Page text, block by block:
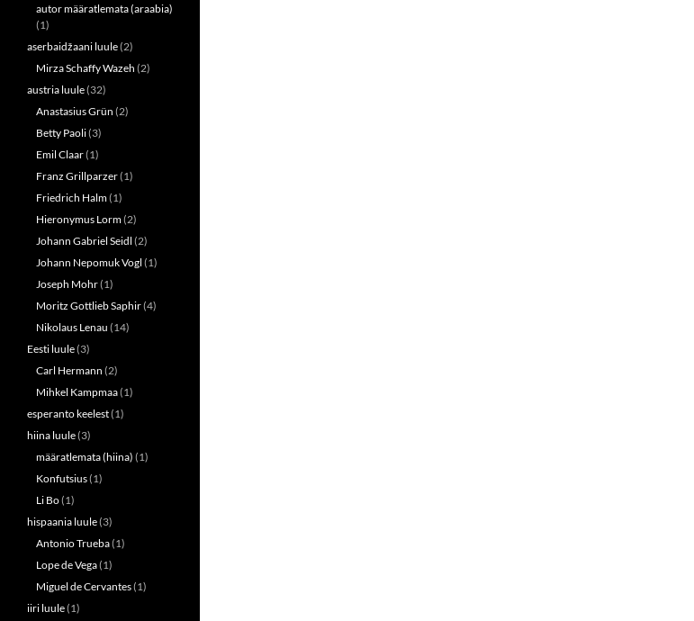
autor määratlemata (araabia)
(1)
aserbaidžaani luule(2)
Mirza Schaffy Wazeh (2)
austria luule(32)
Anastasius Grün (2)
Betty Paoli(3)
Emil Claar(1)
Franz Grillparzer(1)
Friedrich Halm(1)
Hieronymus Lorm(2)
Johann Gabriel Seidl (2)
Johann Nepomuk Vogl (1)
Joseph Mohr(1)
Moritz Gottlieb Saphir(4)
Nikolaus Lenau (14)
Eesti luule(3)
Carl Hermann (2)
Mihkel Kampmaa(1)
esperanto keelest(1)
hiina luule(3)
määratlemata (hiina) (1)
Konfutsius(1)
Li Bo(1)
hispaania luule(3)
Antonio Trueba(1)
Lope de Vega(1)
Miguel de Cervantes(1)
iiri luule(1)